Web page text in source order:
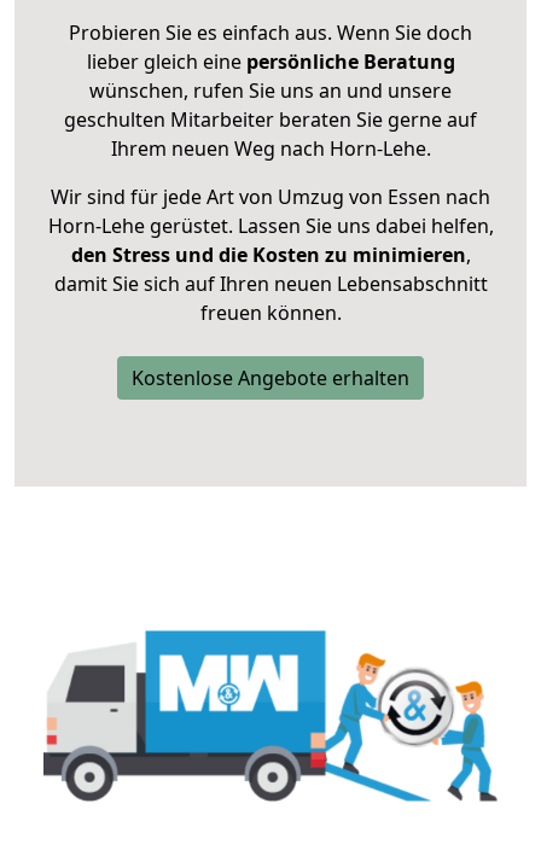
Probieren Sie es einfach aus. Wenn Sie doch
lieber gleich eine persönliche Beratung
wünschen, rufen Sie uns an und unsere
geschulten Mitarbeiter beraten Sie gerne auf
Ihrem neuen Weg nach Horn-Lehe.
Wir sind für jede Art von Umzug von Essen nach
Horn-Lehe gerüstet. Lassen Sie uns dabei helfen,
den Stress und die Kosten zu minimieren,
damit Sie sich auf Ihren neuen Lebensabschnitt
freuen können.
Kostenlose Angebote erhalten